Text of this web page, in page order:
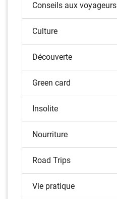
Conseils aux voyageurs
Culture
Découverte
Green card
Insolite
Nourriture
Road Trips
Vie pratique